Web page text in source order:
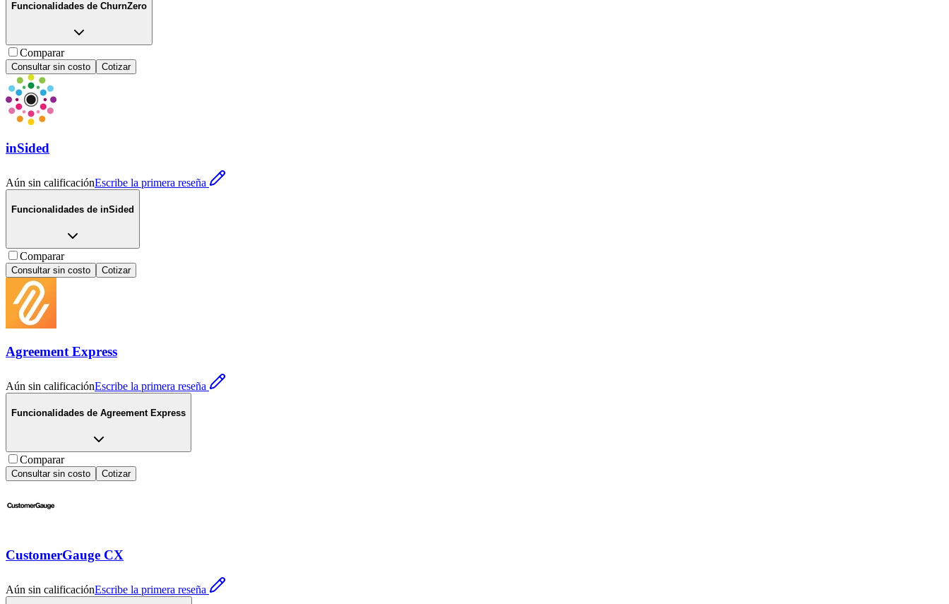
Funcionalidades de ChurnZero
Comparar
Consultar sin costo Cotizar
inSided
Aún sin calificaciónEscribe la primera reseña
Funcionalidades de inSided
Comparar
Consultar sin costo Cotizar
Agreement Express
Aún sin calificaciónEscribe la primera reseña
Funcionalidades de Agreement Express
Comparar
Consultar sin costo Cotizar
CustomerGauge CX
Aún sin calificaciónEscribe la primera reseña